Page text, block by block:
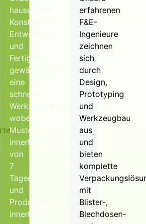
sind auf die
und die
Werkzeug für die
von Elektronik
Regel für Schalen und
bei denen
und
erforderlich
den größten Einfluss
Qualität des
hauseigene
Konstruktion,
Entwicklung
und
Fertigung
gewährleistet
eine
schnelle
Werkzeugherstellung,
wobei
Muster
innerhalb
von
7
Tagen
und
Produktionsformen
innerhalb
erfahrenen
F&E-
Ingenieure
zeichnen
sich
durch
Design,
Prototyping
und
Werkzeugbau
aus
und
bieten
komplette
mit
Blister-,
Blechdosen-